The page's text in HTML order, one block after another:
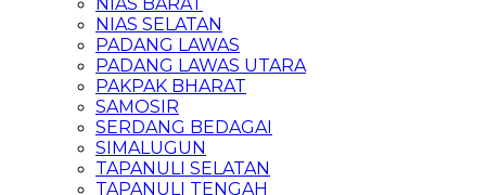
NIAS SELATAN
PADANG LAWAS
PADANG LAWAS UTARA
PAKPAK BHARAT
SAMOSIR
SERDANG BEDAGAI
SIMALUGUN
TAPANULI SELATAN
TAPANULI TENGAH